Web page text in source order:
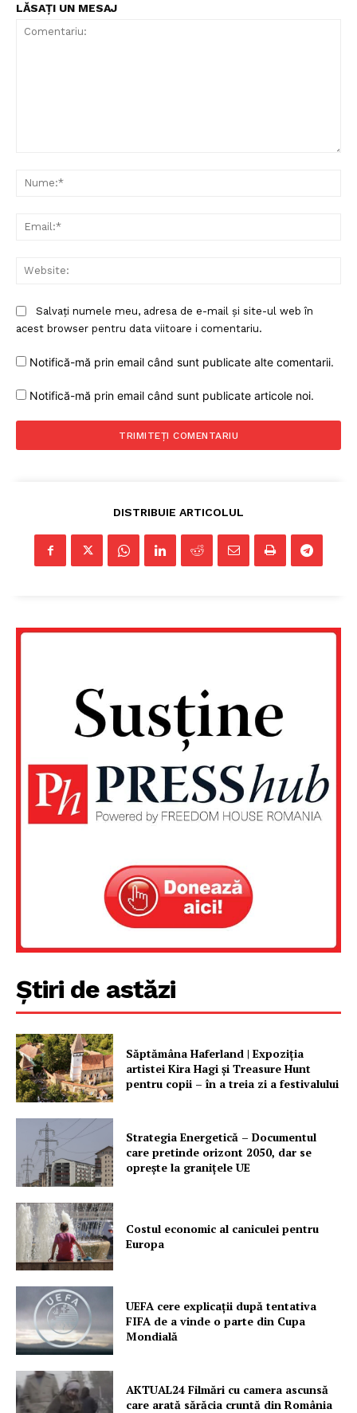
LĂSAȚI UN MESAJ
Salvați numele meu, adresa de e-mail și site-ul web în
acest browser pentru data viitoare i comentariu.
Notifică-mă prin email când sunt publicate alte comentarii.
Notifică-mă prin email când sunt publicate articole noi.
DISTRIBUIE ARTICOLUL
Știri de astăzi
Săptămâna Haferland | Expoziţia
artistei Kira Hagi şi Treasure Hunt
pentru copii – în a treia zi a festivalului
Strategia Energetică – Documentul
care pretinde orizont 2050, dar se
oprește la granițele UE
Costul economic al caniculei pentru
Europa
UEFA cere explicații după tentativa
FIFA de a vinde o parte din Cupa
Mondială
AKTUAL24 Filmări cu camera ascunsă
care arată sărăcia cruntă din România